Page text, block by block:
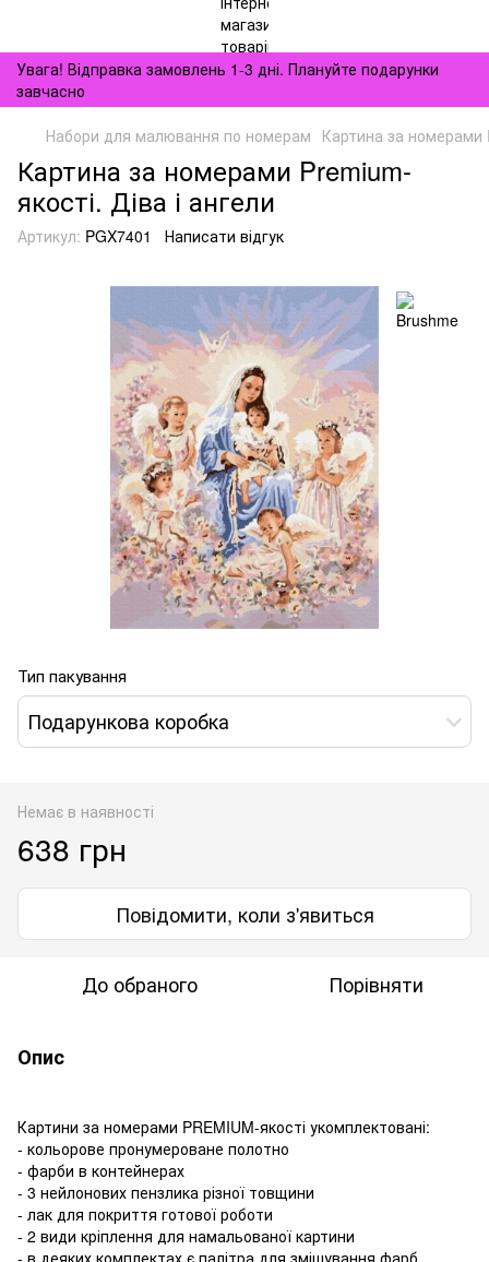
Увага! Відправка замовлень 1-3 дні. Плануйте подарунки
завчасно
Набори для малювання по номерам Картина за номерами
Картина за номерами Premium-
якості. Діва і ангели
Артикул: PGX7401 Написати відгук
Тип пакування
Подарункова коробка
Немає в наявності
638 грн
Повідомити, коли з'явиться
До обраного Порівняти
Опис
Картини за номерами PREMIUM-якості укомплектовані:
- кольорове пронумероване полотно
- фарби в контейнерах
- 3 нейлонових пензлика різної товщини
- лак для покриття готової роботи
- 2 види кріплення для намальованої картини
- в деяких комплектах є палітра для змішування фарб